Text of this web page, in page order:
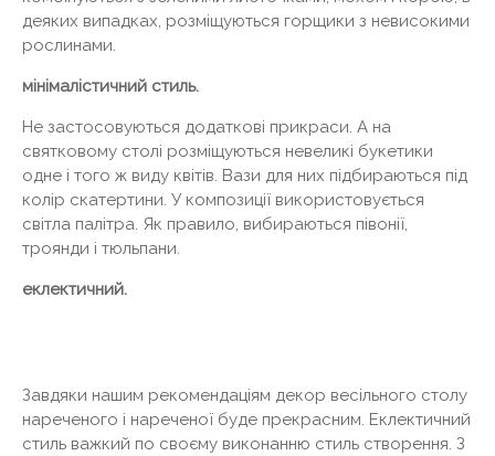
деяких випадках, розміщуються горщики з невисокими
рослинами.
мінімалістичний стиль.
Не застосовуються додаткові прикраси. А на
святковому столі розміщуються невеликі букетики
одне і того ж виду квітів. Вази для них підбираються під
колір скатертини. У композиції використовується
світла палітра. Як правило, вибираються півонії,
троянди і тюльпани.
еклектичний.
Завдяки нашим рекомендаціям декор весільного столу
нареченого і нареченої буде прекрасним. Еклектичний
стиль важкий по своєму виконанню стиль створення. З